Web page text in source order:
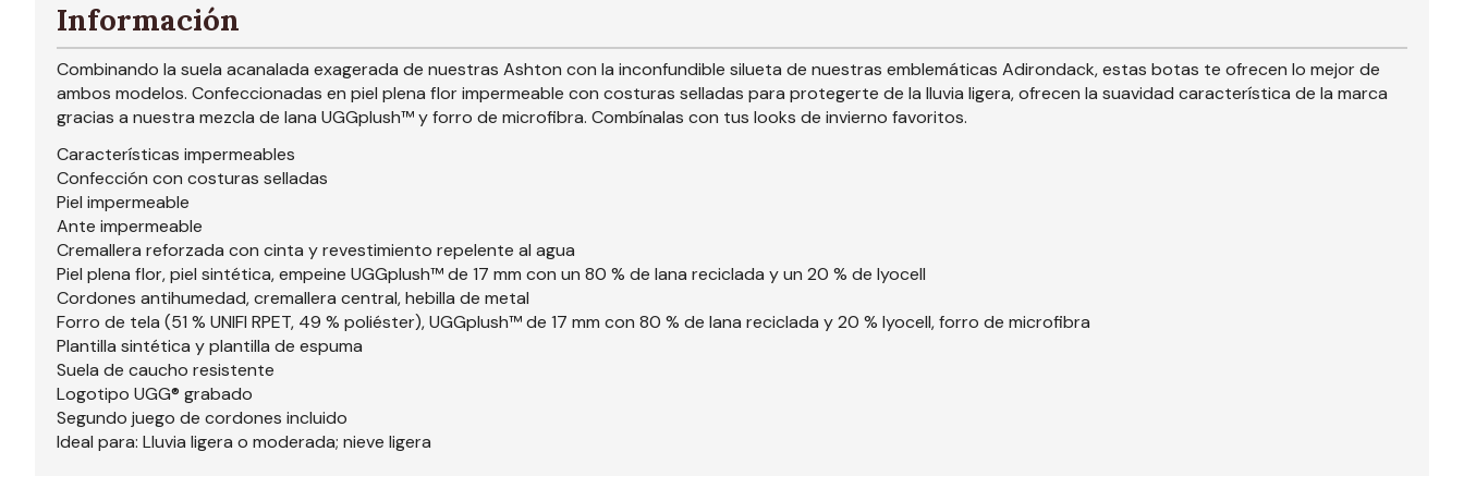
Información
Combinando la suela acanalada exagerada de nuestras Ashton con la inconfundible silueta de nuestras emblemáticas Adirondack, estas botas te ofrecen lo mejor de
ambos modelos. Confeccionadas en piel plena flor impermeable con costuras selladas para protegerte de la lluvia ligera, ofrecen la suavidad característica de la marca
gracias a nuestra mezcla de lana UGGplush™ y forro de microfibra. Combínalas con tus looks de invierno favoritos.
Características impermeables
Confección con costuras selladas
Piel impermeable
Ante impermeable
Cremallera reforzada con cinta y revestimiento repelente al agua
Piel plena flor, piel sintética, empeine UGGplush™ de 17 mm con un 80 % de lana reciclada y un 20 % de lyocell
Cordones antihumedad, cremallera central, hebilla de metal
Forro de tela (51 % UNIFI RPET, 49 % poliéster), UGGplush™ de 17 mm con 80 % de lana reciclada y 20 % lyocell, forro de microfibra
Plantilla sintética y plantilla de espuma
Suela de caucho resistente
Logotipo UGG® grabado
Segundo juego de cordones incluido
Ideal para: Lluvia ligera o moderada; nieve ligera